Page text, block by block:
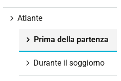
Atlante
Prima della partenza
Durante il soggiorno